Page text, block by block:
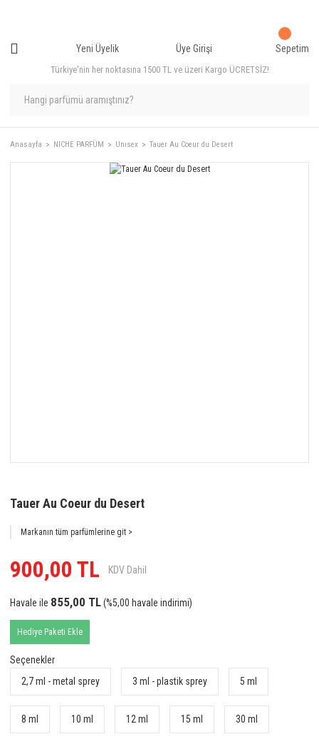
Türkiye'nin her noktasına 1500 TL ve üzeri Kargo ÜCRETSİZ!
Yeni Üyelik Üye Girişi Sepetim
Anasayfa NICHE PARFÜM Unısex Tauer Au Coeur du Desert
Tauer Au Coeur du Desert
Markanın tüm parfümlerine git >
900,00 TL KDV Dahil
Havale ile 855,00 TL(%5,00 havale indirimi)
Hediye Paketi Ekle
Seçenekler
2,7 ml - metal sprey
3 ml - plastik sprey 5 ml
8 ml 10 ml 12 ml 15 ml 30 ml